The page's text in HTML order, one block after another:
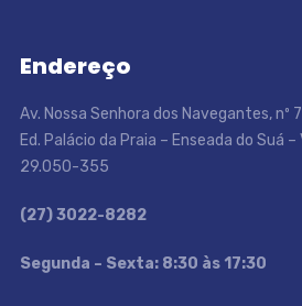
Endereço
Av. Nossa Senhora dos Navegantes, nº
Ed. Palácio da Praia – Enseada do Suá
29.050-355
(27) 3022-8282
Segunda – Sexta: 8:30 às 17:30